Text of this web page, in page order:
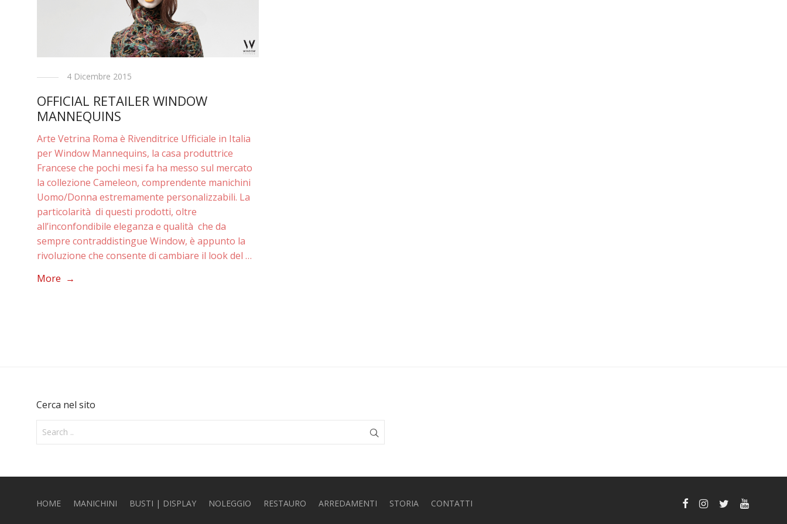
4 Dicembre 2015
OFFICIAL RETAILER WINDOW
MANNEQUINS
Arte Vetrina Roma è Rivenditrice Ufficiale in Italia
per Window Mannequins, la casa produttrice
Francese che pochi mesi fa ha messo sul mercato
la collezione Cameleon, comprendente manichini
Uomo/Donna estremamente personalizzabili. La
particolarità di questi prodotti, oltre
all’inconfondibile eleganza e qualità che da
sempre contraddistingue Window, è appunto la
rivoluzione che consente di cambiare il look del …
More →
Cerca nel sito
HOME MANICHINI BUSTI | DISPLAY NOLEGGIO RESTAURO ARREDAMENTI STORIA CONTATTI